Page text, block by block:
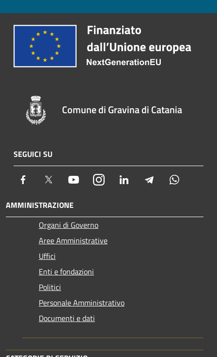
Comune di Gravina di Catania
SEGUICI SU
Facebook Twitter YoutubeInstagram LinkedIn Telegram
AMMINISTRAZIONE
Organi di Governo
Aree Amministrative
Uffici
Enti e fondazioni
Politici
Personale Amministrativo
Documenti e dati